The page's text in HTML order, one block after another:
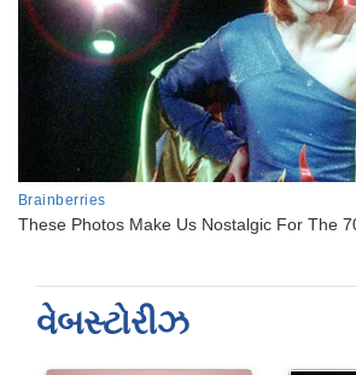
વેબસ્ટોરીઝ